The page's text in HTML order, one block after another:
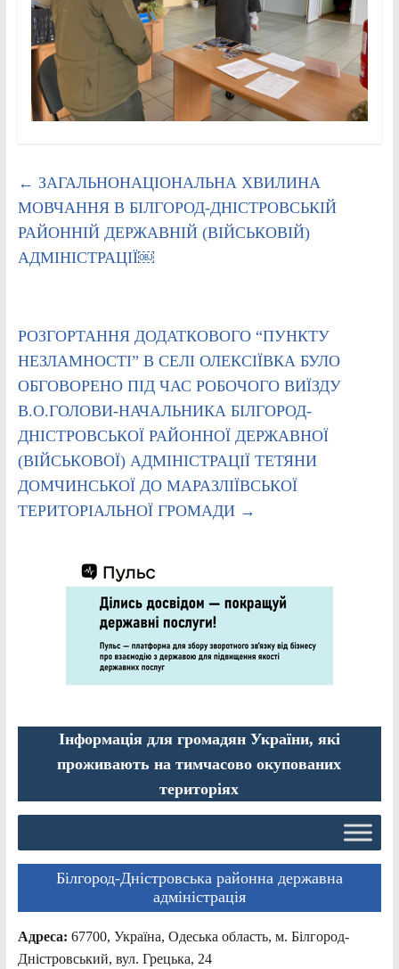
← ЗАГАЛЬНОНАЦІОНАЛЬНА ХВИЛИНА
МОВЧАННЯ В БІЛГОРОД-ДНІСТРОВСЬКІЙ
РАЙОННІЙ ДЕРЖАВНІЙ (ВІЙСЬКОВІЙ)
АДМІНІСТРАЦІЇ￼
РОЗГОРТАННЯ ДОДАТКОВОГО “ПУНКТУ
НЕЗЛАМНОСТІ” В СЕЛІ ОЛЕКСІЇВКА БУЛО
ОБГОВОРЕНО ПІД ЧАС РОБОЧОГО ВИЇЗДУ
В.О.ГОЛОВИ-НАЧАЛЬНИКА БІЛГОРОД-
ДНІСТРОВСЬКОЇ РАЙОННОЇ ДЕРЖАВНОЇ
(ВІЙСЬКОВОЇ) АДМІНІСТРАЦІЇ ТЕТЯНИ
ДОМЧИНСЬКОЇ ДО МАРАЗЛІЇВСЬКОЇ
ТЕРИТОРІАЛЬНОЇ ГРОМАДИ →
Інформація для громадян України, які
проживають на тимчасово окупованих
територіях
Білгород-Дністровська районна державна
адміністрація
Адреса: 67700, Україна, Одеська область, м. Білгород-
Дністровський, вул. Грецька, 24